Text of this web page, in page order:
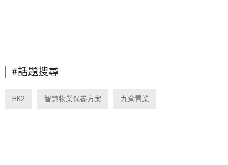
#話題搜尋
HK2 智慧物業保養方案 九倉置業